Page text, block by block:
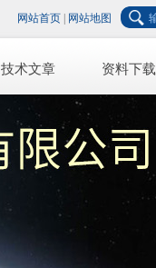
网站首页 网站地图
技术文章 资料下载